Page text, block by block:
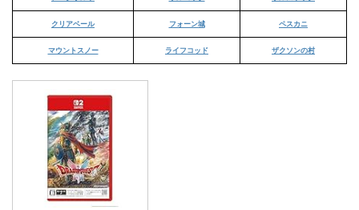
クリアベール フォーン城 ペスカニ
マウントスノー ライフコッド ザクソンの村